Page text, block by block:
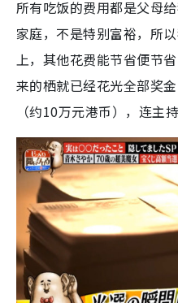
所有吃饭的费用都是父母
家庭，不是特别富裕，所
上，其他花费能节省便节
来的栖就已经花光全部奖
（约10万元港币），连主